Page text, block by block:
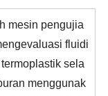
mesin pengujia
fluidi
sela
menggunak